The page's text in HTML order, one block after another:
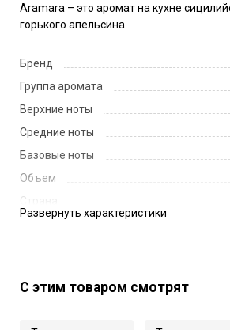
Aramara – это аромат на кухне
горького апельсина.
Бренд
Группа аромата
Верхние ноты
Средние ноты
Базовые ноты
Объем
Страна
Развернуть характеристики
С этим товаром смотрят